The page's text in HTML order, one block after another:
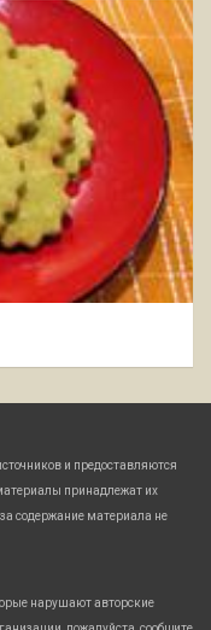
и предоставляются
принадлежат их
содержание материала не
нарушают авторские